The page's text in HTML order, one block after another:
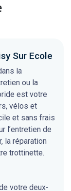
Sur Ecole
la
ou la
est votre
vélos et
et sans frais
l’entretien de
la réparation
trottinette.
votre deux-